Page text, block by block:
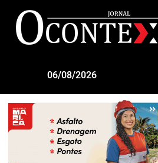
06/08/2026